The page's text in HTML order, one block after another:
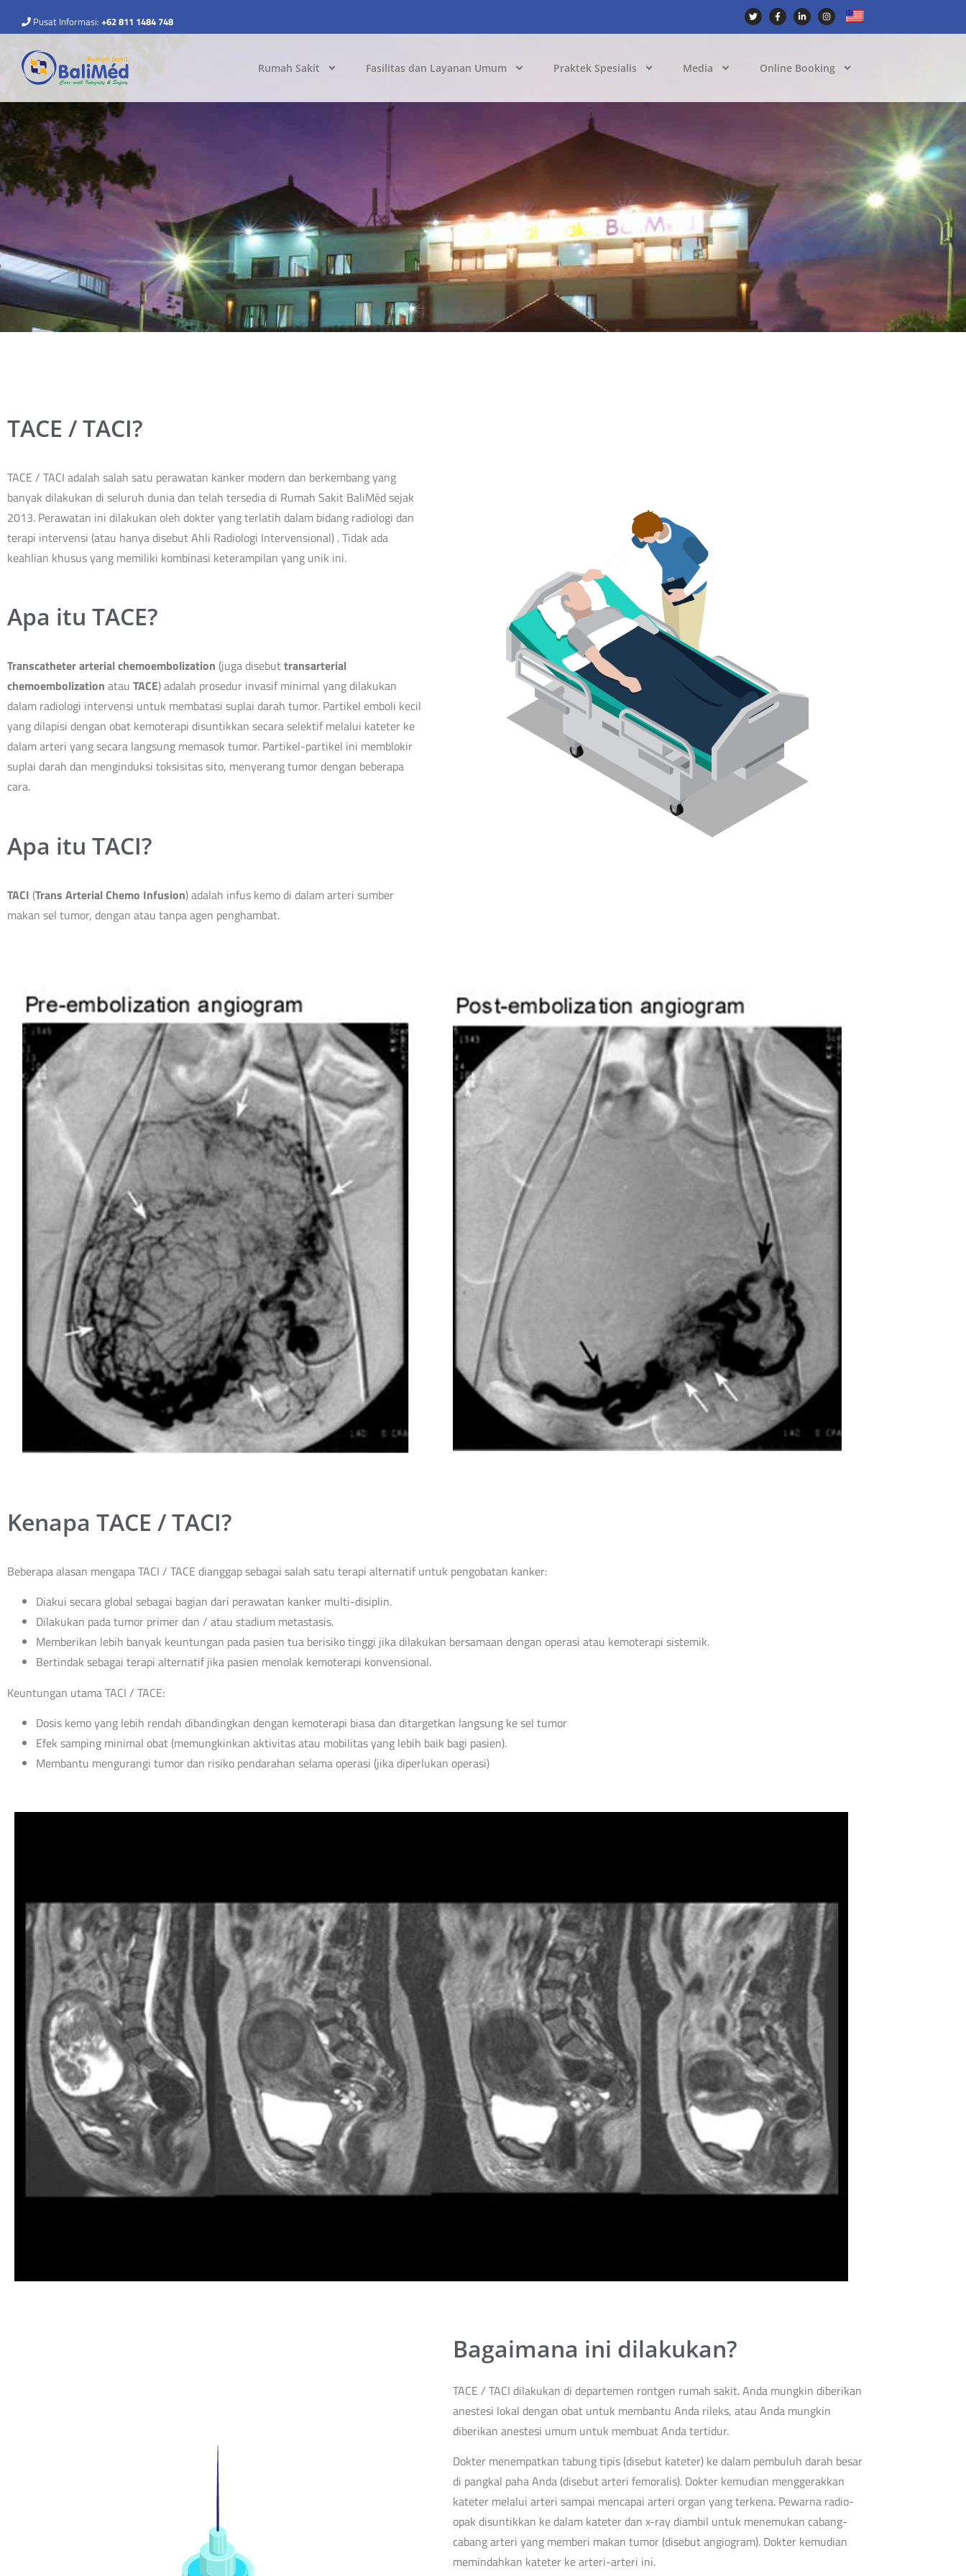
Pusat Informasi: +62 811 1484 748
Rumah Sakit Fasilitas dan Layanan Umum Praktek Spesialis Media Online Booking
TACE / TACI?
TACE / TACI adalah salah satu perawatan kanker modern dan berkembang yang
banyak dilakukan di seluruh dunia dan telah tersedia di Rumah Sakit BaliMéd sejak
2013. Perawatan ini dilakukan oleh dokter yang terlatih dalam bidang radiologi dan
terapi intervensi (atau hanya disebut Ahli Radiologi Intervensional) . Tidak ada
keahlian khusus yang memiliki kombinasi keterampilan yang unik ini.
Apa itu TACE?
Transcatheter arterial chemoembolization (juga disebuttransarterial
chemoembolization atau TACE) adalah prosedur invasif minimal yang dilakukan
dalam radiologi intervensi untuk membatasi suplai darah tumor. Partikel emboli kecil
yang dilapisi dengan obat kemoterapi disuntikkan secara selektif melalui kateter ke
dalam arteri yang secara langsung memasok tumor. Partikel-partikel ini memblokir
suplai darah dan menginduksi toksisitas sito, menyerang tumor dengan beberapa
cara.
Apa itu TACI?
TACI (Trans Arterial Chemo Infusion) adalah infus kemo di dalam arteri sumber
makan sel tumor, dengan atau tanpa agen penghambat.
Kenapa TACE / TACI?
Beberapa alasan mengapa TACI / TACE dianggap sebagai salah satu terapi alternatif untuk pengobatan kanker:
Diakui secara global sebagai bagian dari perawatan kanker multi-disiplin.
Dilakukan pada tumor primer dan / atau stadium metastasis.
Memberikan lebih banyak keuntungan pada pasien tua berisiko tinggi jika dilakukan bersamaan dengan operasi atau kemoterapi sistemik.
Bertindak sebagai terapi alternatif jika pasien menolak kemoterapi konvensional.
Keuntungan utama TACI / TACE:
Dosis kemo yang lebih rendah dibandingkan dengan kemoterapi biasa dan ditargetkan langsung ke sel tumor
Efek samping minimal obat (memungkinkan aktivitas atau mobilitas yang lebih baik bagi pasien).
Membantu mengurangi tumor dan risiko pendarahan selama operasi (jika diperlukan operasi)
Bagaimana ini dilakukan?
TACE / TACI dilakukan di departemen rontgen rumah sakit. Anda mungkin diberikan
anestesi lokal dengan obat untuk membantu Anda rileks, atau Anda mungkin
diberikan anestesi umum untuk membuat Anda tertidur.
Dokter menempatkan tabung tipis (disebut kateter) ke dalam pembuluh darah besar
di pangkal paha Anda (disebut arteri femoralis). Dokter kemudian menggerakkan
kateter melalui arteri sampai mencapai arteri organ yang terkena. Pewarna radio-
opak disuntikkan ke dalam kateter dan x-ray diambil untuk menemukan cabang-
cabang arteri yang memberi makan tumor (disebut angiogram). Dokter kemudian
memindahkan kateter ke arteri-arteri ini.